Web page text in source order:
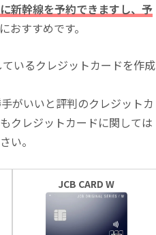
新幹線を予約できますし、予
おすすめです。
いるクレジットカードを作成
がいいと評判のクレジットカ
クレジットカードに関しては
い。
JCB CARD W